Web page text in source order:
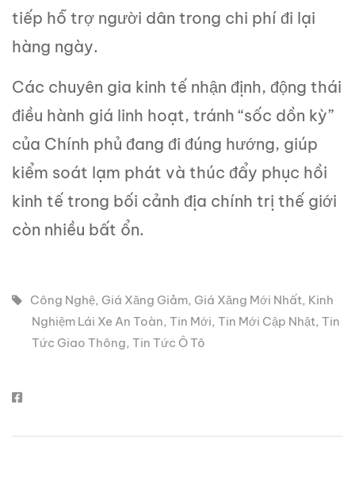
tiếp hỗ trợ người dân trong chi phí đi lại
hàng ngày.
Các chuyên gia kinh tế nhận định, động thái
điều hành giá linh hoạt, tránh “sốc dồn kỳ”
của Chính phủ đang đi đúng hướng, giúp
kiểm soát lạm phát và thúc đẩy phục hồi
kinh tế trong bối cảnh địa chính trị thế giới
còn nhiều bất ổn.
Công Nghệ, Giá Xăng Giảm, Giá Xăng Mới Nhất, Kinh
Nghiệm Lái Xe An Toàn, Tin Mới, Tin Mới Cập Nhật, Tin
Tức Giao Thông, Tin Tức Ô Tô